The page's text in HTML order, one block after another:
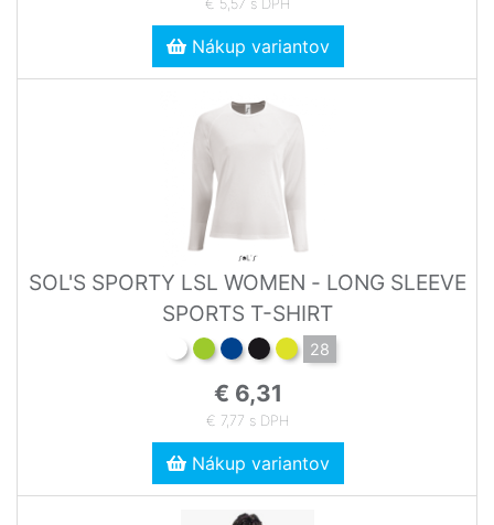
€ 5,57 s DPH
Nákup variantov
SOL'S SPORTY LSL WOMEN - LONG SLEEVE
SPORTS T-SHIRT
28
€ 6,31
€ 7,77 s DPH
Nákup variantov